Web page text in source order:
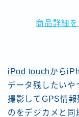
商品詳細を
iPod touchから
データ残したい
撮影してGPS情報
のをデジカメと同